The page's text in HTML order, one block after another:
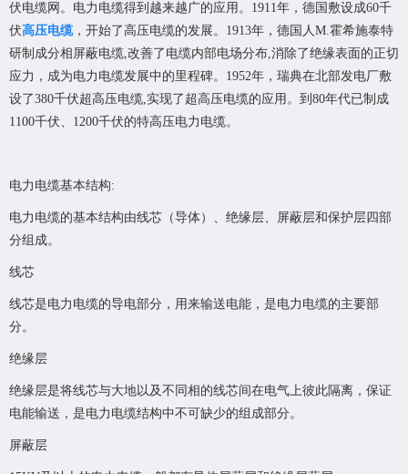
伏电缆网。电力电缆得到越来越广的应用。1911年，德国敷设成60千
伏高压电缆，开始了高压电缆的发展。1913年，德国人M.霍希施泰特
研制成分相屏蔽电缆,改善了电缆内部电场分布,消除了绝缘表面的正切
应力，成为电力电缆发展中的里程碑。1952年，瑞典在北部发电厂敷
设了380千伏超高压电缆,实现了超高压电缆的应用。到80年代已制成
1100千伏、1200千伏的特高压电力电缆。
电力电缆基本结构:
电力电缆的基本结构由线芯（导体）、绝缘层、屏蔽层和保护层四部
分组成。
线芯
线芯是电力电缆的导电部分，用来输送电能，是电力电缆的主要部
分。
绝缘层
绝缘层是将线芯与大地以及不同相的线芯间在电气上彼此隔离，保证
电能输送，是电力电缆结构中不可缺少的组成部分。
屏蔽层